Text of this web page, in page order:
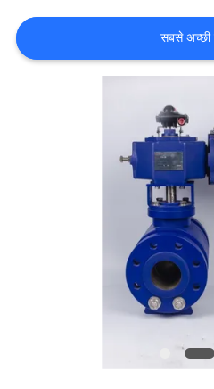
संपर्क
करें
सबसे अच्छी